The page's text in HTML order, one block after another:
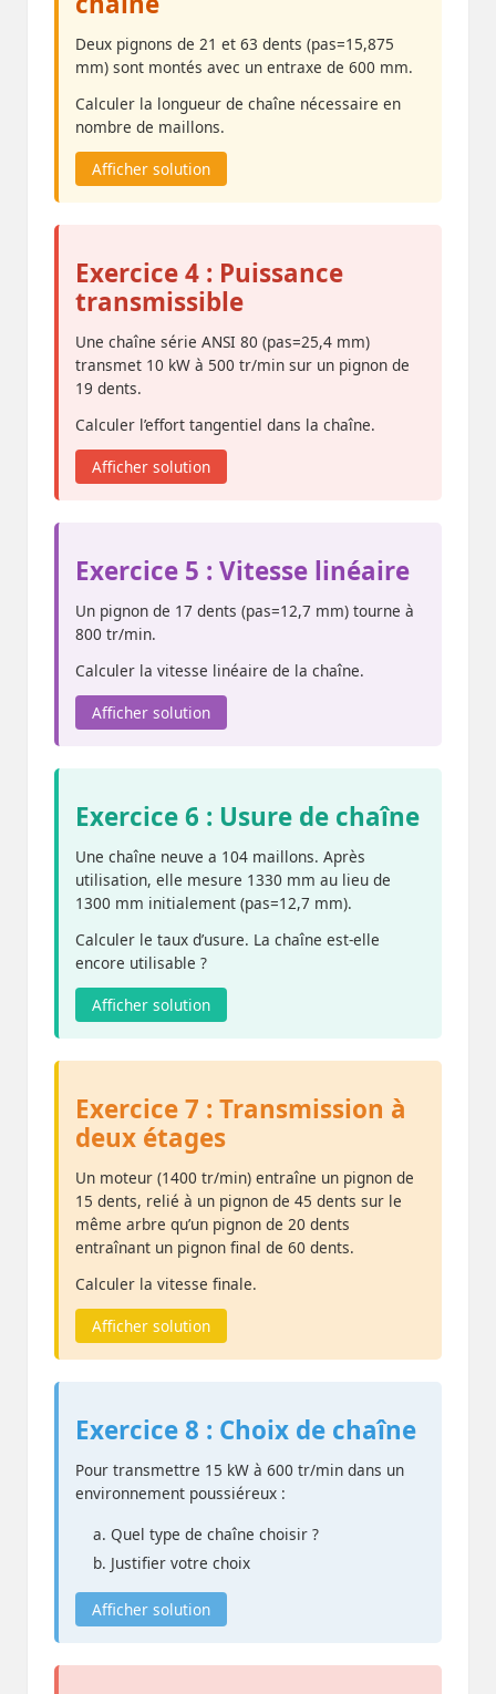
Deux pignons de 21 et 63 dents (pas=15,875
mm) sont montés avec un entraxe de 600 mm.
Calculer la longueur de chaîne nécessaire en
nombre de maillons.
Afficher solution
Exercice 4 : Puissance
transmissible
Une chaîne série ANSI 80 (pas=25,4 mm)
transmet 10 kW à 500 tr/min sur un pignon de
19 dents.
Calculer l’effort tangentiel dans la chaîne.
Afficher solution
Exercice 5 : Vitesse linéaire
Un pignon de 17 dents (pas=12,7 mm) tourne à
800 tr/min.
Calculer la vitesse linéaire de la chaîne.
Afficher solution
Exercice 6 : Usure de chaîne
Une chaîne neuve a 104 maillons. Après
utilisation, elle mesure 1330 mm au lieu de
1300 mm initialement (pas=12,7 mm).
Calculer le taux d’usure. La chaîne est-elle
encore utilisable ?
Afficher solution
Exercice 7 : Transmission à
deux étages
Un moteur (1400 tr/min) entraîne un pignon de
15 dents, relié à un pignon de 45 dents sur le
même arbre qu’un pignon de 20 dents
entraînant un pignon final de 60 dents.
Calculer la vitesse finale.
Afficher solution
Exercice 8 : Choix de chaîne
Pour transmettre 15 kW à 600 tr/min dans un
environnement poussiéreux :
Quel type de chaîne choisir ?
Justifier votre choix
Afficher solution